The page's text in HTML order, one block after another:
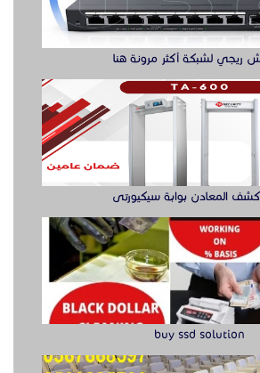
ريجي لشبكة أكثر مرونة هنا
كشف المعادن بوابة سيكيورتى
buy ssd solution